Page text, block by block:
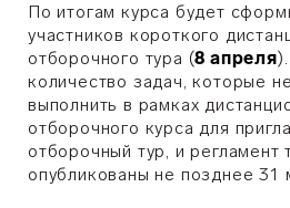
По итогам курса будет
участников короткого
отборочного тура (8 апреля
количество задач, которые
выполнить в рамках
отборочного курса для
отборочный тур, и регламент
опубликованы не позднее 31